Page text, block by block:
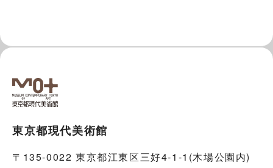
東京都現代美術館
〒135-0022 東京都江東区三好4-1-1(木場公園内)